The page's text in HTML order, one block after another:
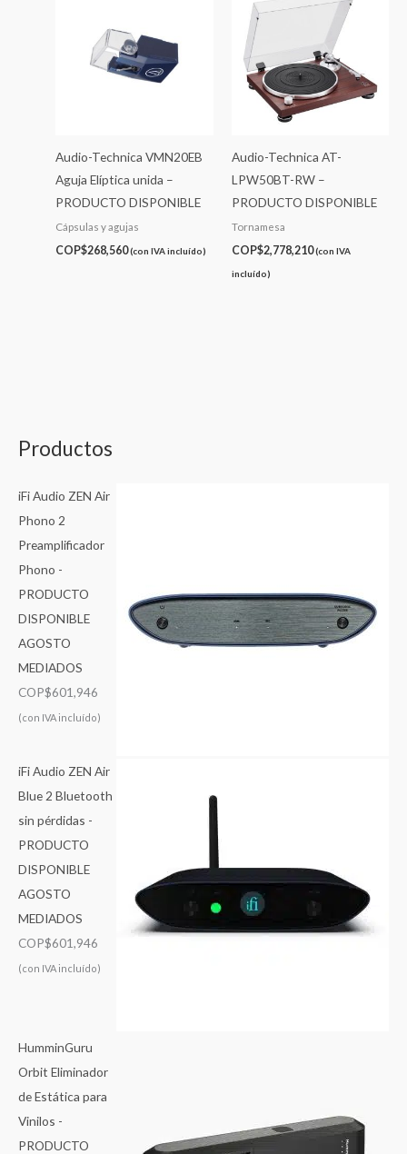
Productos
iFi Audio ZEN Air
Phono 2
Preamplificador
Phono -
PRODUCTO
DISPONIBLE
AGOSTO
MEDIADOS
COP$601,946
(con IVA incluído)
iFi Audio ZEN Air
Blue 2 Bluetooth
sin pérdidas -
PRODUCTO
DISPONIBLE
AGOSTO
MEDIADOS
COP$601,946
(con IVA incluído)
HumminGuru
Orbit Eliminador
de Estática para
Vinilos -
PRODUCTO
Audio-Technica VMN20EB
Aguja Elíptica unida –
PRODUCTO DISPONIBLE
Cápsulas y agujas
COP$268,560(con IVA incluído)
Audio-Technica AT-
LPW50BT-RW –
PRODUCTO DISPONIBLE
Tornamesa
COP$2,778,210 (con IVA
incluído)